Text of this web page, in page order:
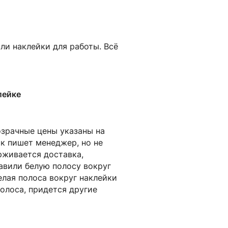
наклейки для работы. Всё
цены указаны на
пишет менеджер, но не
доставка,
белую полосу вокруг
полоса вокруг наклейки
придется другие